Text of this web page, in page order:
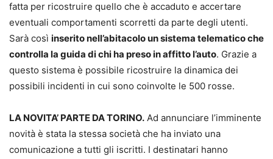
fatta per ricostruire quello che è accaduto e accertare
eventuali comportamenti scorretti da parte degli utenti.
Sarà così inserito nell’abitacolo un sistema telematico che
controlla la guida di chi ha preso in affitto l’auto. Grazie a
questo sistema è possibile ricostruire la dinamica dei
possibili incidenti in cui sono coinvolte le 500 rosse.
LA NOVITA’ PARTE DA TORINO. Ad annunciare l’imminente
novità è stata la stessa società che ha inviato una
comunicazione a tutti gli iscritti. I destinatari hanno